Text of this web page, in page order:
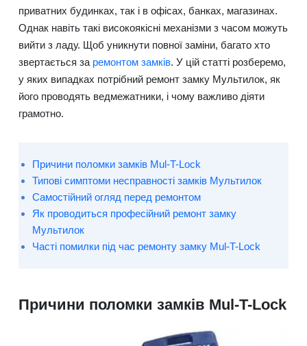
приватних будинках, так і в офісах, банках, магазинах.
Однак навіть такі високоякісні механізми з часом можуть
вийти з ладу. Щоб уникнути повної заміни, багато хто
звертається за ремонтом замків. У цій статті розберемо,
у яких випадках потрібний ремонт замку Мультилок, як
його проводять ведмежатники, і чому важливо діяти
грамотно.
Причини поломки замків Mul-T-Lock
Типові симптоми несправності замків Мультилок
Самостійний огляд перед ремонтом
Як проводиться професійний ремонт замку
Мультилок
Часті помилки під час ремонту замку Mul-T-Lock
Причини поломки замків Mul-T-Lock